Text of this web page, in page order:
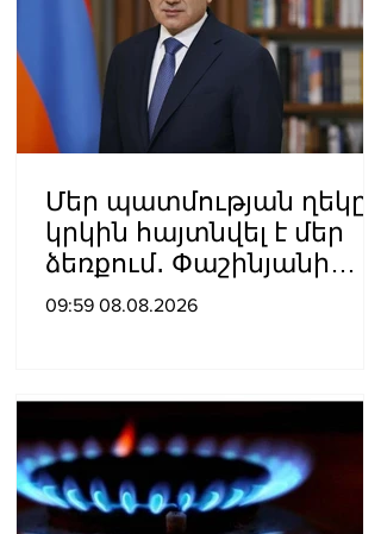
Մեր պատմության ղեկը
կրկին հայտնվել է մեր
ձեռքում․ Փաշինյանի
ուղերձն օգոստոսի 8-ի
09:59 08.08.2026